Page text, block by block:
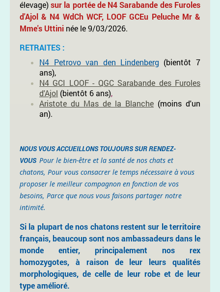
élevage) sur la portée de N4 Sarabande des Furoles
d'Ajol & N4 WdCh WCF, LOOF GCEu Peluche Mr &
Mme's Uttini née le 9/03/2026.
RETRAITES :
N4 Petrovo van den Lindenberg (bientôt 7
ans),
N4 GCI LOOF - QGC Sarabande des Furoles
d'Ajol (bientôt 6 ans),
Aristote du Mas de la Blanche (moins d'un
an).
NOUS VOUS ACCUEILLONS TOUJOURS SUR RENDEZ-
VOUS Pour le bien-être et la santé de nos chats et
chatons, Pour vous consacrer le temps nécessaire à vous
proposer le meilleur compagnon en fonction de vos
besoins, Parce que nous vous faisons partager notre
intimité.
Si la plupart de nos chatons restent sur le territoire
français, beaucoup sont nos ambassadeurs dans le
monde entier, principalement nos rex
homozygotes, à raison de leur leurs qualités
morphologiques, de celle de leur robe et de leur
type amélioré.